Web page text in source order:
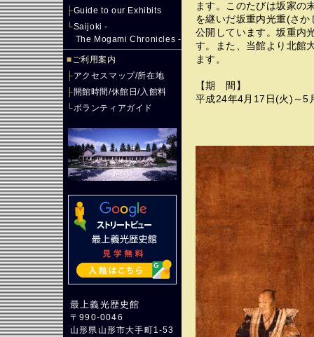
├Guide to our Exhibits
└Saijoki -
The Mogami Chronicles -
■ご利用案内
├アクセスマップ/所在地
├開館時間/休館日/入館料
└ボランティアガイド
最上義光歴史館
〒990-0046
山形県山形市大手町1-53
ます。このたびは坂家の
を継いだ坂重内光重(さ
公開しています。坂重内
す。また、当館より北館
ます。
【期 間】
平成24年4月17日(火)～5